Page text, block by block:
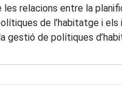
relacions entre la
de l’habitatge i
de polítiques